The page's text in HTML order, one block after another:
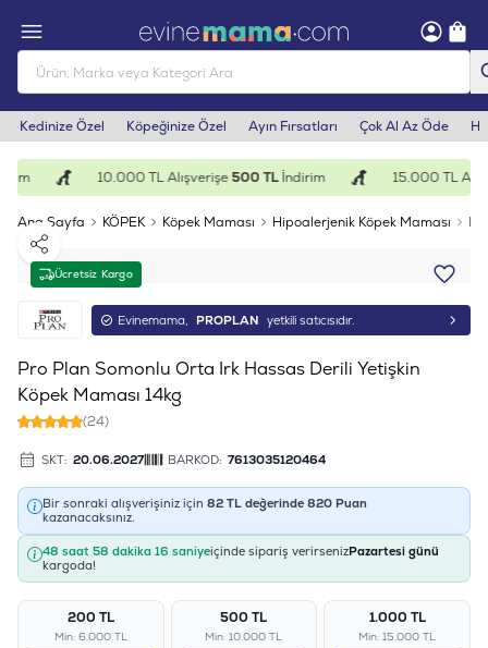
Kedinize Özel Köpeğinize Özel Ayın Fırsatları Çok Al Az Öde
10.000 TL Alışverişe500 TLİndirim 15.000 TL
Ana Sayfa KÖPEK Köpek Maması Hipoalerjenik Köpek Maması
Ücretsiz Kargo
Paylaş
Evinemama, PROPLAN yetkili satıcısıdır.
Pro Plan Somonlu Orta Irk Hassas Derili Yetişkin
Köpek Maması 14kg
(24)
SKT: 20.06.2027 BARKOD: 7613035120464
Bir sonraki alışverişiniz için 82 TL değerinde 820 Puan
kazanacaksınız.
48 saat 58 dakika 15 saniyeiçinde sipariş verirsenizPazartesi günü
kargoda!
200 TL
Min: 6.000 TL
500 TL
Min: 10.000 TL
1.000 TL
Min: 15.000 TL